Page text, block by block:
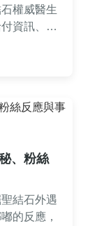
權威醫生
資訊、常
療選項，
、粉絲
結石外遇
的反應，